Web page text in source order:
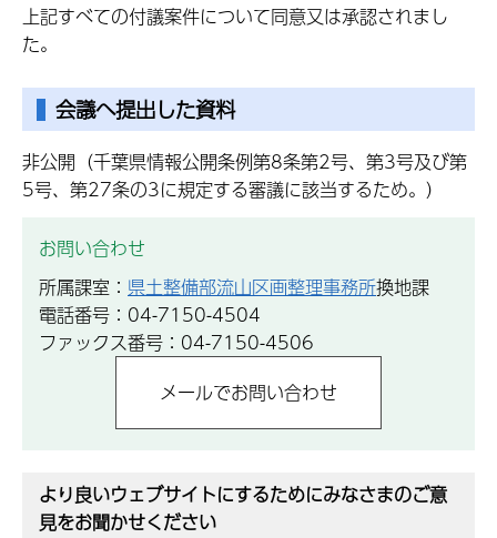
上記すべての付議案件について同意又は承認されまし
た。
会議へ提出した資料
非公開（千葉県情報公開条例第8条第2号、第3号及び第
5号、第27条の3に規定する審議に該当するため。）
お問い合わせ
所属課室： 県土整備部流山区画整理事務所換地課
電話番号：04-7150-4504
ファックス番号：04-7150-4506
より良いウェブサイトにするためにみなさまのご意
見をお聞かせください